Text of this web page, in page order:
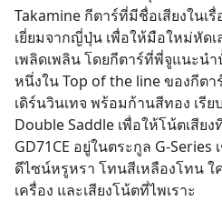
Takamine กีตาร์ที่มีชื่อเสียงใน
เยี่ยมจากญี่ปุ่น เพื่อให้มือใหม่หัด
เพลิดเพลิน โดยกีตาร์ที่พี่จูแนะนำ
หนึ่งใน Top of the line ของกีตา
เดิร์นวินเทจ พร้อมก้านสีทอง เรี
Double Saddle เพื่อให้โน้ตเสีย
GD71CE อยู่ในตระกูล G-
ดีไซน์หรูหรา โทนสีเหลืองโทน ใ
เครื่อง และเสียงโน้ตที่ไพเราะ